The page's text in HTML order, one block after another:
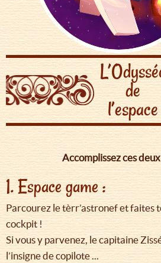
de
l’espace
Accomplissez ces
1. Espace game :
Parcourez le tèrr’astronef et faites
cockpit !
Si vous y parvenez, le capitaine
l’insigne de copilote ...